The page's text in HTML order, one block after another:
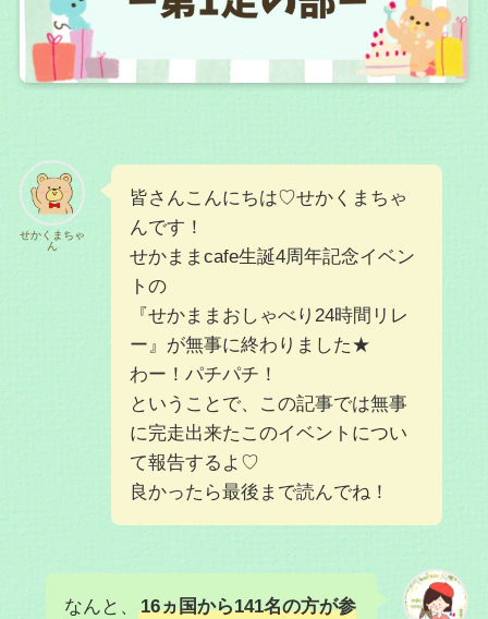
せかくまちゃ
ん
皆さんこんにちは♡せかくまちゃ
んです！
せかままcafe生誕4周年記念イベン
トの
『せかままおしゃべり24時間リレ
ー』が無事に終わりました★
わー！パチパチ！
ということで、この記事では無事
に完走出来たこのイベントについ
て報告するよ♡
良かったら最後まで読んでね！
なんと、
16ヵ国から141名の方が参